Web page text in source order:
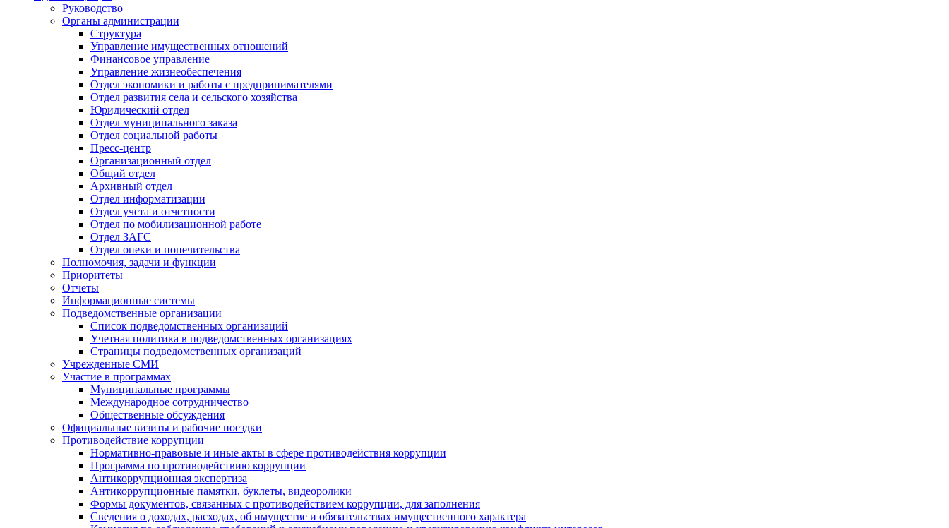
Руководство
Органы администрации
Структура
Управление имущественных отношений
Финансовое управление
Управление жизнеобеспечения
Отдел экономики и работы с предпринимателями
Отдел развития села и сельского хозяйства
Юридический отдел
Отдел муниципального заказа
Отдел социальной работы
Пресс-центр
Организационный отдел
Общий отдел
Архивный отдел
Отдел информатизации
Отдел учета и отчетности
Отдел по мобилизационной работе
Отдел ЗАГС
Отдел опеки и попечительства
Полномочия, задачи и функции
Приоритеты
Отчеты
Информационные системы
Подведомственные организации
Список подведомственных организаций
Учетная политика в подведомственных организациях
Страницы подведомственных организаций
Учрежденные СМИ
Участие в программах
Муниципальные программы
Международное сотрудничество
Общественные обсуждения
Официальные визиты и рабочие поездки
Противодействие коррупции
Нормативно-правовые и иные акты в сфере противодействия коррупции
Программа по противодействию коррупции
Антикоррупционная экспертиза
Антикоррупционные памятки, буклеты, видеоролики
Формы документов, связанных с противодействием коррупции, для заполнения
Сведения о доходах, расходах, об имуществе и обязательствах имущественного характера